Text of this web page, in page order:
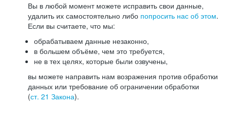
Вы в любой момент можете исправить свои данные,
удалить их самостоятельно либо попросить нас об этом.
Если вы считаете, что мы:
обрабатываем данные незаконно,
в большем объёме, чем это требуется,
не в тех целях, которые были озвучены,
вы можете направить нам возражения против обработки
данных или требование об ограничении обработки
(ст. 21 Закона).